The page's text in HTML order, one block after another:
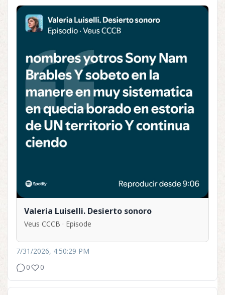
Valeria Luiselli. Desierto sonoro
Veus CCCB · Episode
7/31/2026, 4:50:29 PM
0
0